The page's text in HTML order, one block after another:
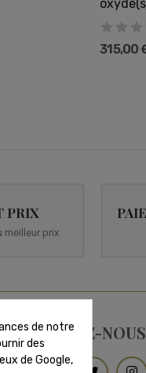
315,00
PRIX
meilleur prix
SUIVEZ-NOUS
de notre
des
de Google,